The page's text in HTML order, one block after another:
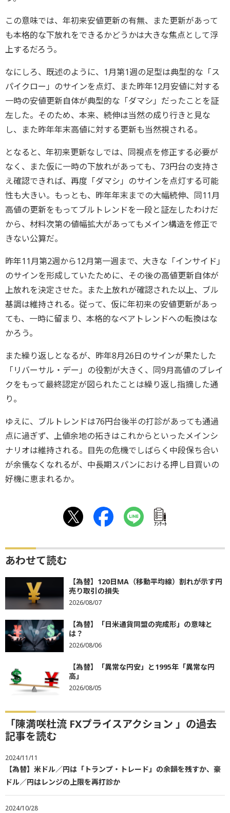
この意味では、年初来安値更新の有無、また更新があって
も本格的な下放れをできるかどうかは大きな焦点として浮
上するだろう。
なにしろ、既述のように、1月第1週の足型は典型的な「ス
パイクロー」のサインを点灯、また昨年12月安値に対する
一時の安値更新自体が典型的な「ダマシ」だったことを証
左した。そのため、本来、続伸は当然の成り行きと見な
し、また昨年年末高値に対する更新も当然視される。
となると、年初来更新なしでは、同視点を修正する必要が
なく、また仮に一時の下放れがあっても、73円台の支持さ
え確認できれば、再度「ダマシ」のサインを点灯する可能
性も大きい。もっとも、昨年年末までの大幅続伸、同11月
高値の更新をもってブルトレンドを一段と証左したわけだ
から、材料次第の値幅拡大があってもメイン構造を修正で
きない公算だ。
昨年11月第2週から12月第一週まで、大きな「インサイド」
のサインを形成していたために、その後の高値更新自体が
上放れを決定させた。また上放れが確認された以上、ブル
基調は維持される。従って、仮に年初来の安値更新があっ
ても、一時に留まり、本格的なベアトレンドへの転換はな
かろう。
また繰り返しとなるが、昨年8月26日のサインが果たした
「リバーサル・デー」の役割が大きく、同9月高値のブレイ
クをもって最終認定が図られたことは繰り返し指摘した通
り。
ゆえに、ブルトレンドは76円台後半の打診があっても通過
点に過ぎず、上値余地の拓きはこれからといったメインシ
ナリオは維持される。目先の危機でしばらく中段保ち合い
が余儀なくなれるが、中長期スパンにおける押し目買いの
好機に恵まれるか。
ｱﾝｹｰﾄ
あわせて読む
【為替】120日MA（移動平均線）割れが示す円
売り取引の損失
2026/08/07
【為替】「日米通貨同盟の完成形」の意味と
は？
2026/08/06
【為替】「異常な円安」と1995年「異常な円
高」
2026/08/05
「陳満咲杜流 FXプライスアクション 」の過去
記事を読む
2024/11/11
【為替】米ドル／円は「トランプ・トレード」の余韻を残すか、豪
ドル／円はレンジの上限を再打診か
2024/10/28